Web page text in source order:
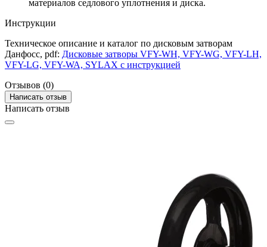
материалов седлового уплотнения и диска.
Инструкции
Техническое описание и каталог по дисковым затворам
Данфосс, pdf: Дисковые затворы VFY-WH, VFY-WG, VFY-LH,
VFY-LG, VFY-WA, SYLAX с инструкцией
Отзывов (0)
Написать отзыв
Написать отзыв